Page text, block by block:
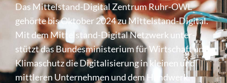
Das Mittel­stand-Digital Zentrum Ruhr-OWL
gehörte bis Oktober 2024 zu Mittel­stand-Digital.
Mit dem Mittel­stand-Digital Netzwerk unter­
stützt das Bundes­mi­nis­te­rium für Wirt­schaft und
Klima­schutz die Digi­ta­li­sie­rung in kleinen und
mittleren Unter­nehmen und dem Handwerk.